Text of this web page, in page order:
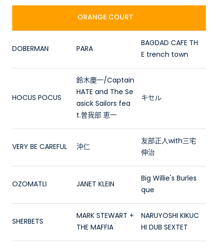
ORANGE COURT
DOBERMAN PARA
BAGDAD CAFE TH
E trench town
HOCUS POCUS
鈴木慶一/Captain
HATE and The Se
asick Sailors fea
t.曽我部 恵一
キセル
VERY BE CAREFUL 沖仁
友部正人with三宅
伸治
OZOMATLI JANET KLEIN
Big Willie's Burles
que
SHERBETS
MARK STEWART +
THE MAFFIA
NARUYOSHI KIKUC
HI DUB SEXTET